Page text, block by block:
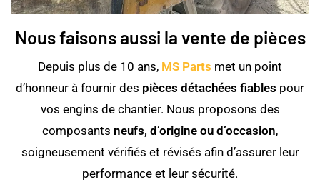
Nous faisons aussi la vente de pièces
Depuis plus de 10 ans, MS Parts met un point
d’honneur à fournir des pièces détachées fiables pour
vos engins de chantier. Nous proposons des
composants neufs, d’origine ou d’occasion,
soigneusement vérifiés et révisés afin d’assurer leur
performance et leur sécurité.